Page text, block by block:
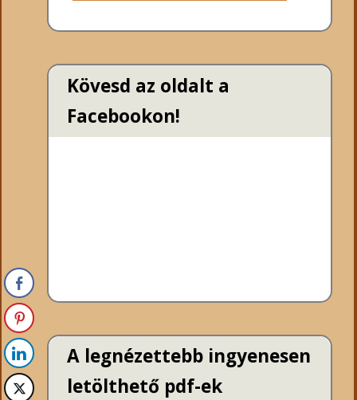
Kövesd az oldalt a
Facebookon!
A legnézettebb ingyenesen
letölthető pdf-ek